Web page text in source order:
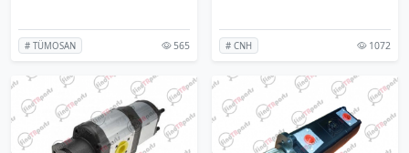
# TÜMOSAN 565 # CNH 1072